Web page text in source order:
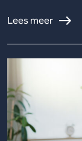
Lees meer